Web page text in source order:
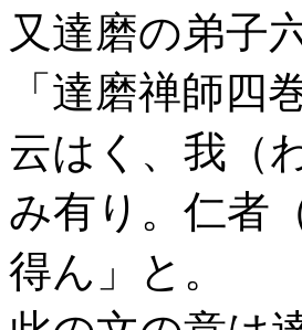
又達磨の弟子
「達磨禅師四
云はく、我（
み有り。仁者
得ん」と。